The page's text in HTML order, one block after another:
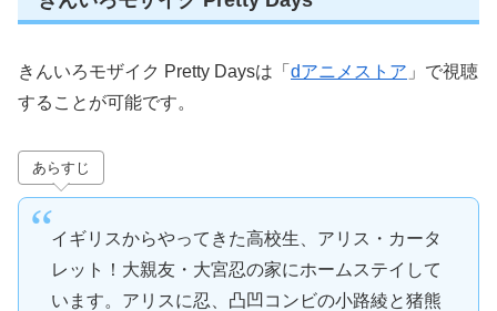
きんいろモザイク Pretty Daysは「 dアニメストア 」で視聴
することが可能です。
あらすじ
イギリスからやってきた高校生、アリス・カータ
レット！大親友・大宮忍の家にホームステイして
います。アリスに忍、凸凹コンビの小路綾と猪熊